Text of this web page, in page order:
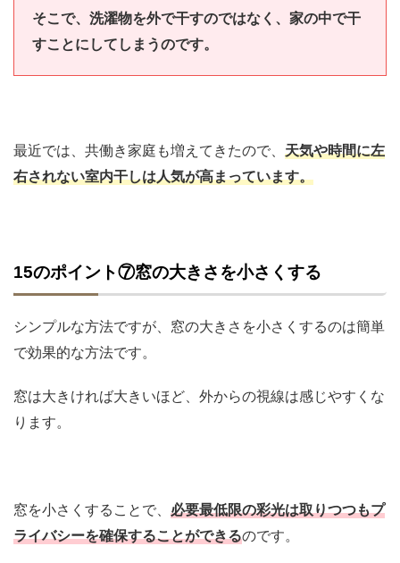
そこで、洗濯物を外で干すのではなく、家の中で干
すことにしてしまうのです。
最近では、共働き家庭も増えてきたので、 天気や時間に左
右されない室内干しは人気が高まっています。
15のポイント⑦窓の大きさを小さくする
シンプルな方法ですが、窓の大きさを小さくするのは簡単
で効果的な方法です。
窓は大きければ大きいほど、外からの視線は感じやすくな
ります。
窓を小さくすることで、 必要最低限の彩光は取りつつもプ
ライバシーを確保することができるのです。